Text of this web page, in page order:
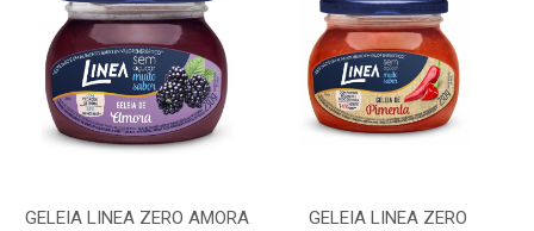
GELEIA LINEA ZERO AMORA
GELEIA LINEA ZERO